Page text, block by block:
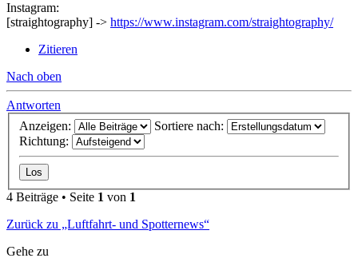
Instagram:
[straightography] -> https://www.instagram.com/straightography/
Zitieren
Nach oben
Antworten
Anzeigen:
Sortiere nach:
Richtung:
4 Beiträge • Seite 1 von 1
Zurück zu „Luftfahrt- und Spotternews“
Gehe zu